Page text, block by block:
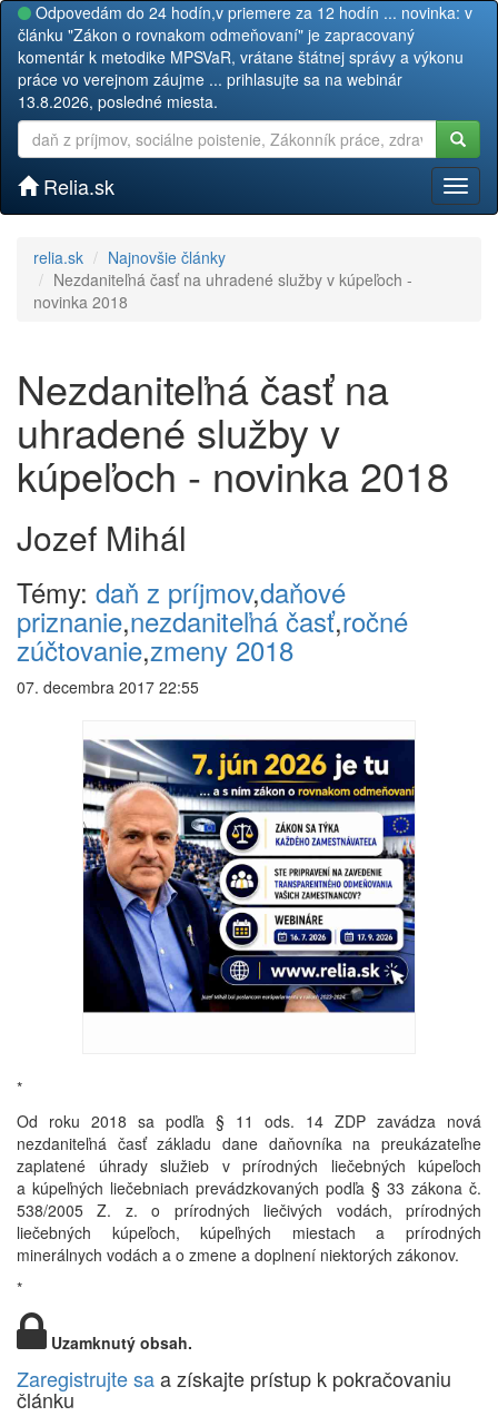
Odpovedám do 24 hodín,v priemere za 12 hodín ... novinka: v
článku "Zákon o rovnakom odmeňovaní" je zapracovaný
komentár k metodike MPSVaR, vrátane štátnej správy a výkonu
práce vo verejnom záujme ... prihlasujte sa na webinár
13.8.2026, posledné miesta.
Relia.sk
relia.sk
Najnovšie články
Nezdaniteľná časť na uhradené služby v kúpeľoch -
novinka 2018
Nezdaniteľná časť na
uhradené služby v
kúpeľoch - novinka 2018
Jozef Mihál
Témy: daň z príjmov,daňové
priznanie,nezdaniteľná časť,ročné
zúčtovanie,zmeny 2018
07. decembra 2017 22:55
*
Od roku 2018 sa podľa § 11 ods. 14 ZDP zavádza nová
nezdaniteľná časť základu dane daňovníka na preukázateľne
zaplatené úhrady služieb v prírodných liečebných kúpeľoch
a kúpeľných liečebniach prevádzkovaných podľa § 33 zákona č.
538/2005 Z. z. o prírodných liečivých vodách, prírodných
liečebných kúpeľoch, kúpeľných miestach a prírodných
minerálnych vodách a o zmene a doplnení niektorých zákonov.
*
Uzamknutý obsah.
Zaregistrujte saa získajte prístup k pokračovaniu
článku